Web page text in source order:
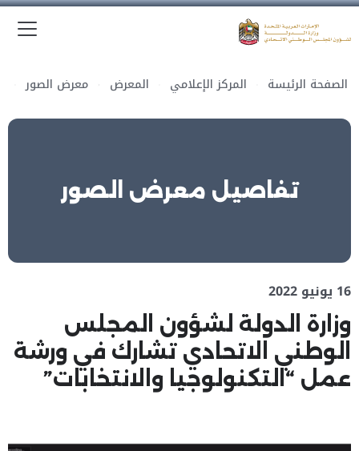
الصفحة الرئيسة المركز الإعلامي المعرض معرض الصور
تفاصيل معرض الصور
16 يونيو 2022
وزارة الدولة لشؤون المجلس
الوطني الاتحادي تشارك في ورشة
عمل “التكنولوجيا والانتخابات”